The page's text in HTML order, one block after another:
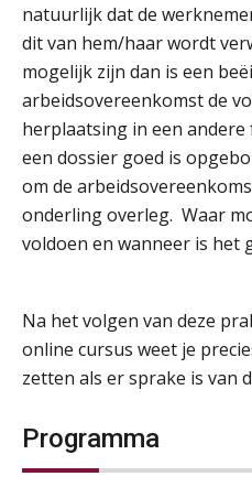
natuurlijk dat de
dit van hem/haar wordt
mogelijk zijn dan is een
arbeidsovereenkomst de
herplaatsing in een andere
een dossier goed is
om de
onderling overleg. Waar
voldoen en wanneer is het
Na het volgen van deze
online cursus weet je
zetten als er sprake is van
Programma